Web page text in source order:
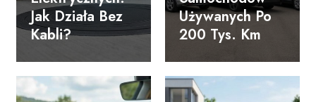
Jak Działa Bez
Kabli?
Używanych Po
200 Tys. Km